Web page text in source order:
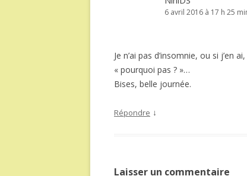
6 avril 2016 à 17 h 25
Je n’ai pas d’insomnie, ou si
« pourquoi pas ? »…
Bises, belle journée.
Répondre ↓
Laisser un commentaire